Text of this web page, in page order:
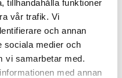
tillhandahålla funktioner
vår trafik. Vi
och annan
sociala medier och
vi samarbetar med.
med annan
Västervik